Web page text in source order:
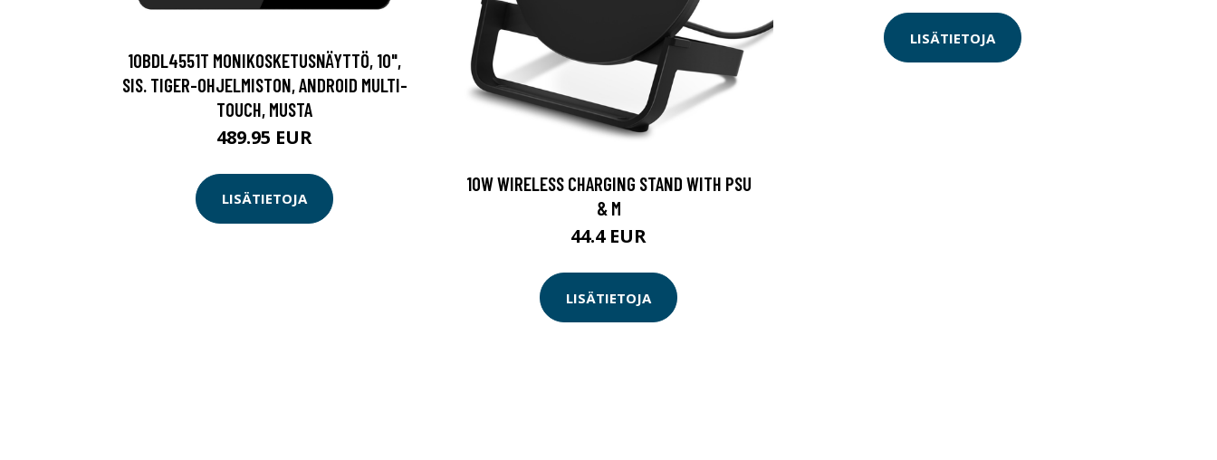
10BDL4551T MONIKOSKETUSNÄYTTÖ, 10",
SIS. TIGER-OHJELMISTON, ANDROID MULTI-
TOUCH, MUSTA
489.95 EUR
LISÄTIETOJA
10W WIRELESS CHARGING STAND WITH PSU
& M
44.4 EUR
LISÄTIETOJA
LISÄTIETOJA